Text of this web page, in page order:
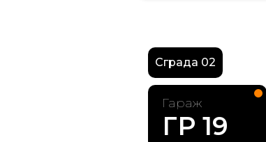
Сграда 02
Гараж
ГР 19